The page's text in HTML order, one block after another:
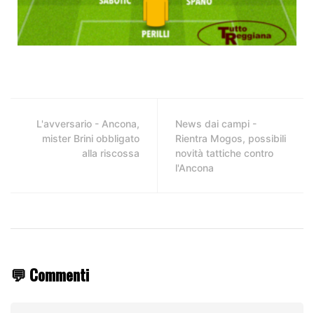
L'avversario - Ancona,
mister Brini obbligato
alla riscossa
News dai campi -
Rientra Mogos, possibili
novità tattiche contro
l'Ancona
💬 Commenti